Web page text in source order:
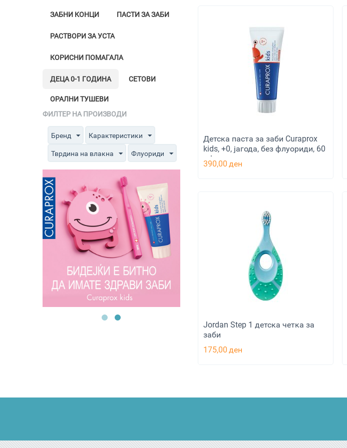
ЗАБНИ КОНЦИ ПАСТИ ЗА ЗАБИ
РАСТВОРИ ЗА УСТА
КОРИСНИ ПОМАГАЛА
ДЕЦА 0-1 ГОДИНА СЕТОВИ
ОРАЛНИ ТУШЕВИ
ФИЛТЕР НА ПРОИЗВОДИ
Бренд Карактеристики
Тврдина на влакна Флуориди
Детска паста за заби Curaprox
kids, +0, јагода, без флуориди, 60
ml
390,00 ден
Jordan Step 1 детска четка за
заби
175,00 ден